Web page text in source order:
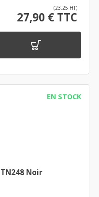
(23,25 HT)
27,90 € TTC
EN STOCK
Noir